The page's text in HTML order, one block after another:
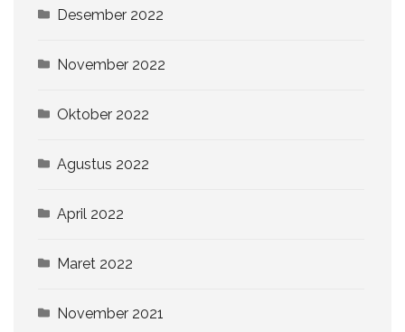
Desember 2022
November 2022
Oktober 2022
Agustus 2022
April 2022
Maret 2022
November 2021